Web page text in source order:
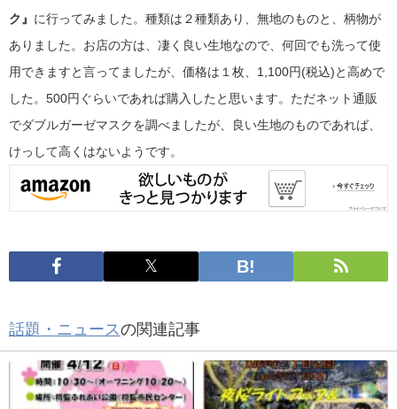
ク』 に行ってみました。種類は２種類あり、無地のものと、柄物が
ありました。お店の方は、凄く良い生地なので、何回でも洗って使
用できますと言ってましたが、価格は１枚、1,100円(税込)と高めで
した。500円ぐらいであれば購入したと思います。ただネット通販
でダブルガーゼマスクを調べましたが、良い生地のものであれば、
けっして高くはないようです。
話題・ニュースの関連記事